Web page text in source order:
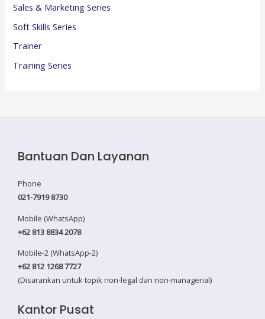
Sales & Marketing Series
Soft Skills Series
Trainer
Training Series
Bantuan Dan Layanan
Phone
021-7919 8730
Mobile (WhatsApp)
+62 813 8834 2078
Mobile-2 (WhatsApp-2)
+62 812 1268 7727
(Disarankan untuk topik non-legal dan non-managerial)
Kantor Pusat